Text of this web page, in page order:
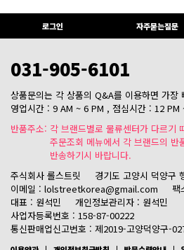
로그인 자주묻는질문
031-905-6101
상품문의는 각 상품의 Q&A를 이용하면 가장
영업시간 : 9 AM ~ 6 PM , 점심시간 : 12 PM
반품주소: 각 브랜드별로 물류센터가 다르기
주문조회 메뉴에서 각 브랜드의 반
반송하기시 바랍니다.
주식회사 롤스트릿
경기도 고양시 덕양구
이메일 : lolstreetkorea@gmail.com
팩
대표 : 원석민
개인정보관리자 : 원석민
사업자등록번호 : 158-87-00222
통신판매업신고번호 : 제2019-고양덕양구-